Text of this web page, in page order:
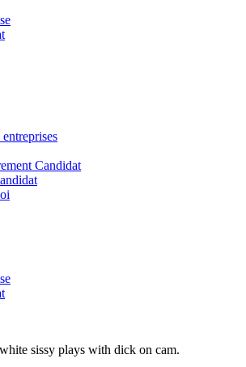
Candidat
sissy plays with dick on cam.